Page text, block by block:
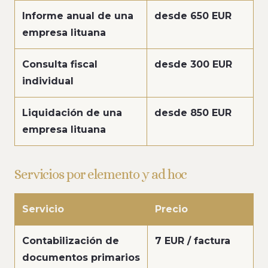
Informe anual de una
empresa lituana
desde 650 EUR
Consulta fiscal
individual
desde 300 EUR
Liquidación de una
empresa lituana
desde 850 EUR
Servicios por elemento y ad hoc
Servicio Precio
Contabilización de
documentos primarios
7 EUR / factura